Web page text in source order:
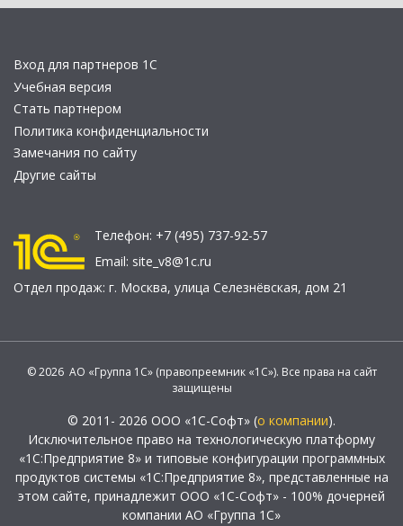
Вход для партнеров 1С
Учебная версия
Стать партнером
Политика конфиденциальности
Замечания по сайту
Другие сайты
Телефон: +7 (495) 737-92-57
Email: site_v8@1c.ru
Отдел продаж: г. Москва, улица Селезнёвская, дом 21
© 2026 АО «Группа 1С» (правопреемник «1С»). Все права на сайт
защищены
© 2011- 2026 ООО «1С-Софт» (о компании).
Исключительное право на технологическую платформу
«1С:Предприятие 8» и типовые конфигурации программных
продуктов системы «1С:Предприятие 8», представленные на
этом сайте, принадлежит ООО «1С-Софт» - 100% дочерней
компании АО «Группа 1С»